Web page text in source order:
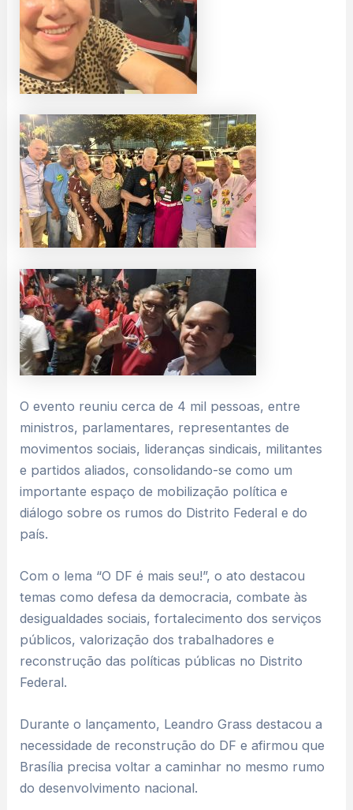
O evento reuniu cerca de 4 mil pessoas, entre
ministros, parlamentares, representantes de
movimentos sociais, lideranças sindicais, militantes
e partidos aliados, consolidando-se como um
importante espaço de mobilização política e
diálogo sobre os rumos do Distrito Federal e do
país.
Com o lema “O DF é mais seu!”, o ato destacou
temas como defesa da democracia, combate às
desigualdades sociais, fortalecimento dos serviços
públicos, valorização dos trabalhadores e
reconstrução das políticas públicas no Distrito
Federal.
Durante o lançamento, Leandro Grass destacou a
necessidade de reconstrução do DF e afirmou que
Brasília precisa voltar a caminhar no mesmo rumo
do desenvolvimento nacional.